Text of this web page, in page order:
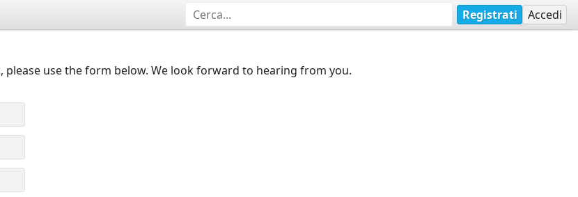
Registrati Accedi
use the form below. We look forward to hearing from you.